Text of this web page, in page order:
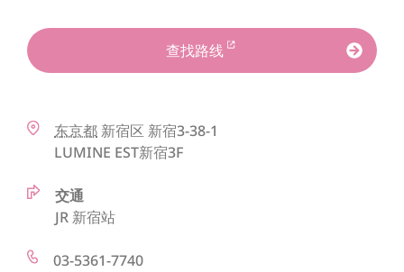
查找路线
东京都 新宿区 新宿3-38-1
LUMINE EST新宿3F
交通
JR 新宿站
03-5361-7740